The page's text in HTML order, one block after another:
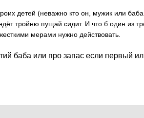
детей (неважно кто он, мужик или
тройню пущай сидит. И что б один из
мерами нужно действовать.
баба или про запас если первый